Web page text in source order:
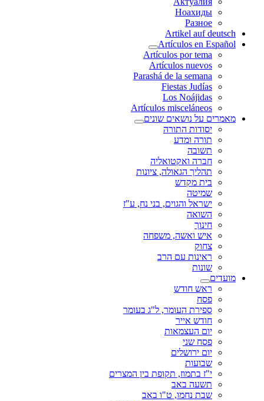
Ноахиды
Разное
Artikel auf deutsch
Artículos en Español
Artículos por tema
Artículos nuevos
Parashá de la semana
Fiestas Judías
Los Noájidas
Artículos misceláneos
מאמרים על נושאים שונים
יסודות התורה
תורה ומדע
תשובה
חברה ואקטואליה
תהליך הגאולה, ציונות
בית מקדש
שמיטה
ישראל והגוים, בני נח, ע"ז
השואה
חינוך
איש ואשה, משפחה
צחוק
ראינות עם הרב
שונות
מועדים
ראש חודש
פסח
ספירת העומר, ל"ג בעומר
חודש אייר
יום העצמאות
פסח שני
יום ירושלים
שבועות
י"ז בתמוז, תקופת בין המצרים
תשעה באב
שבת נחמו, ט"ו באב